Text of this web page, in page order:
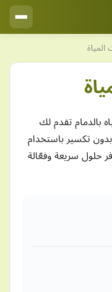
بالدمام تقدم لك
تكسير باستخدام
حلول سريعة وفعّالة